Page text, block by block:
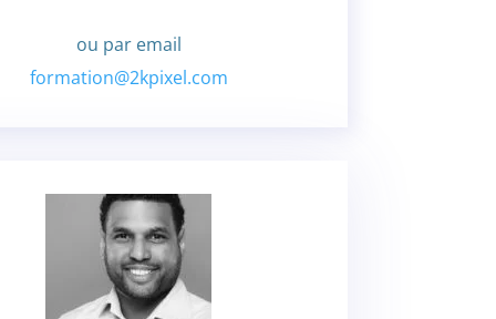
ou par email
formation@2kpixel.com